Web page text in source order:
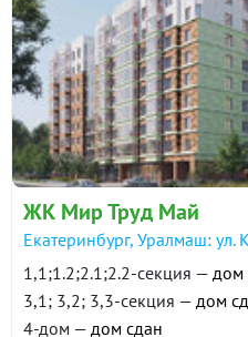
ЖК Мир Труд Май
Екатеринбург, Уралмаш: ул.
1,1;1.2;2.1;2.2-секция — дом
3,1; 3,2; 3,3-секция — дом
4-дом — дом сдан